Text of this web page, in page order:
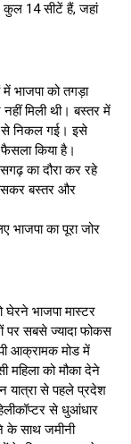
14 सीटें हैं, जहां
भाजपा को तगड़ा
मिली थी। बस्तर में
से निकल गई। इसे
किया है।
का दौरा कर रहे
बस्तर और
भाजपा का पूरा जोर
घेरने भाजपा मास्टर
पर सबसे ज्यादा फोकस
आक्रामक मोड में
महिला को मौका देने
यात्रा से पहले प्रदेश
से धुआंधार
के साथ जमीनी